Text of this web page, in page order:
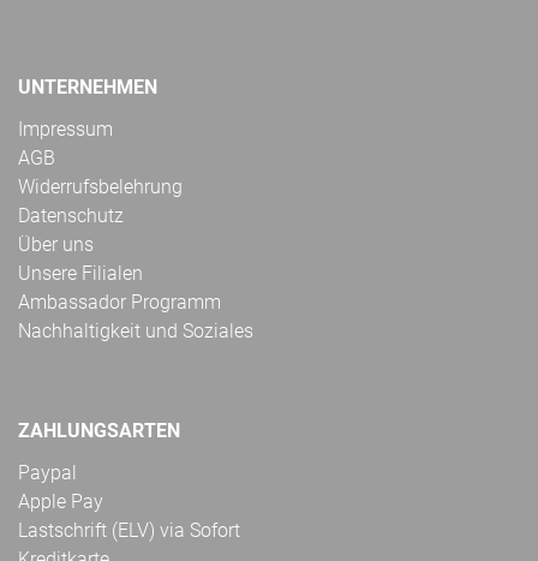
UNTERNEHMEN
Impressum
AGB
Widerrufsbelehrung
Datenschutz
Über uns
Unsere Filialen
Ambassador Programm
Nachhaltigkeit und Soziales
ZAHLUNGSARTEN
Paypal
Apple Pay
Lastschrift (ELV) via Sofort